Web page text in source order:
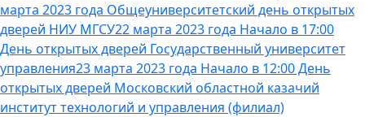
марта 2023 года Общеуниверситетский день открытых
дверей НИУ МГСУ22 марта 2023 года Начало в 17:00
День открытых дверей Государственный университет
управления23 марта 2023 года Начало в 12:00 День
открытых дверей Московский областной казачий
институт технологий и управления (филиал)